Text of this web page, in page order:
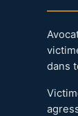
dans